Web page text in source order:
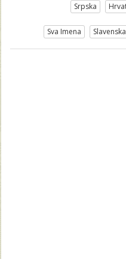
Srpska
Sva Imena Slavenska